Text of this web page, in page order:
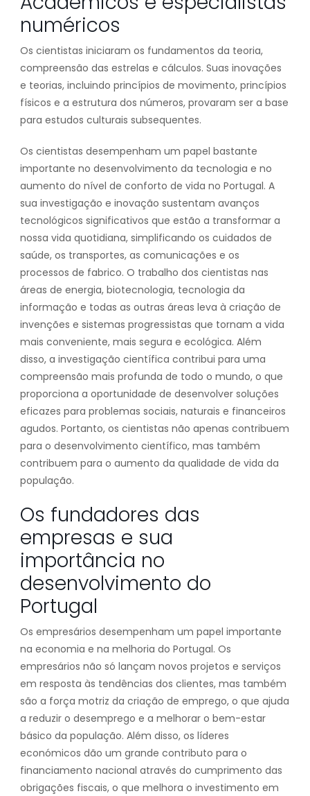
numéricos
Os cientistas iniciaram os fundamentos da teoria,
compreensão das estrelas e cálculos. Suas inovações
e teorias, incluindo princípios de movimento, princípios
físicos e a estrutura dos números, provaram ser a base
para estudos culturais subsequentes.
Os cientistas desempenham um papel bastante
importante no desenvolvimento da tecnologia e no
aumento do nível de conforto de vida no Portugal. A
sua investigação e inovação sustentam avanços
tecnológicos significativos que estão a transformar a
nossa vida quotidiana, simplificando os cuidados de
saúde, os transportes, as comunicações e os
processos de fabrico. O trabalho dos cientistas nas
áreas de energia, biotecnologia, tecnologia da
informação e todas as outras áreas leva à criação de
invenções e sistemas progressistas que tornam a vida
mais conveniente, mais segura e ecológica. Além
disso, a investigação científica contribui para uma
compreensão mais profunda de todo o mundo, o que
proporciona a oportunidade de desenvolver soluções
eficazes para problemas sociais, naturais e financeiros
agudos. Portanto, os cientistas não apenas contribuem
para o desenvolvimento científico, mas também
contribuem para o aumento da qualidade de vida da
população.
Os fundadores das
empresas e sua
importância no
desenvolvimento do
Portugal
Os empresários desempenham um papel importante
na economia e na melhoria do Portugal. Os
empresários não só lançam novos projetos e serviços
em resposta às tendências dos clientes, mas também
são a força motriz da criação de emprego, o que ajuda
a reduzir o desemprego e a melhorar o bem-estar
básico da população. Além disso, os líderes
económicos dão um grande contributo para o
financiamento nacional através do cumprimento das
obrigações fiscais, o que melhora o investimento em